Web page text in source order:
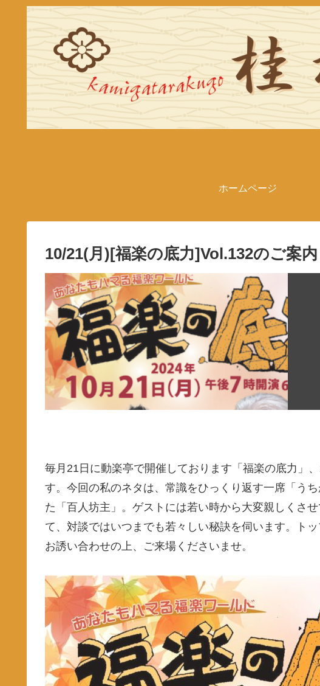
ホームページ
10/21(月)[福楽の底力]Vol.132のご案内
毎月21日に動楽亭で開催しております「福楽の底力」
す。今回の私のネタは、常識をひっくり返す一席「う
た「百人坊主」。ゲストには若い時から大変親しくさ
て、対談ではいつまでも若々しい秘訣を伺います。ト
お誘い合わせの上、ご来場くださいませ。